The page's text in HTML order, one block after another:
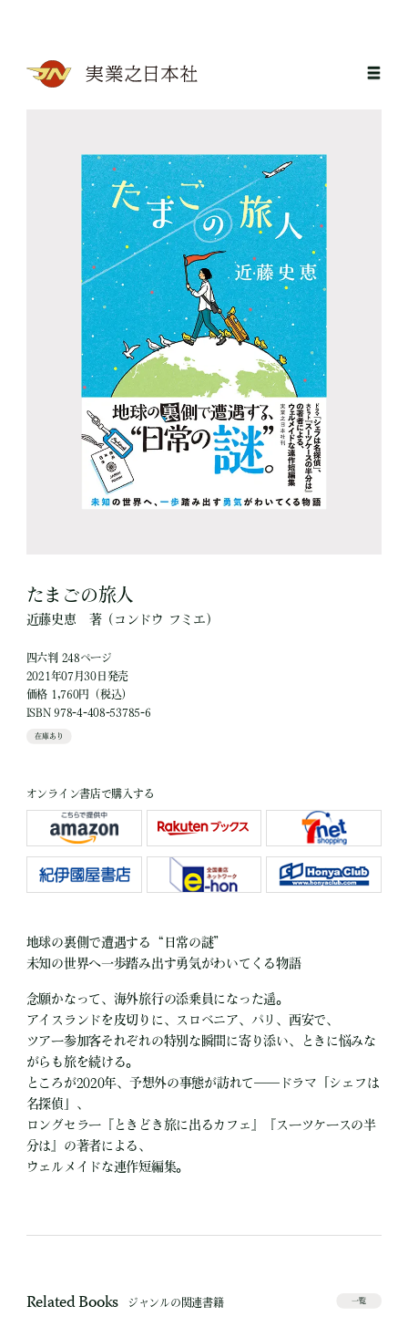
たまごの旅人
近藤史恵 著（コンドウ フミエ）
四六判 248ページ
2021年07月30日発売
価格 1,760円（税込）
ISBN 978-4-408-53785-6
在庫あり
オンライン書店で購入する
地球の裏側で遭遇する“日常の謎”
未知の世界へ一歩踏み出す勇気がわいてくる物語
念願かなって、海外旅行の添乗員になった遥。
アイスランドを皮切りに、スロベニア、パリ、西安で、
ツアー参加客それぞれの特別な瞬間に寄り添い、ときに悩みな
がらも旅を続ける。
ところが2020年、予想外の事態が訪れて――ドラマ「シェフは
名探偵」、
ロングセラー『ときどき旅に出るカフェ』『スーツケースの半
分は』の著者による、
ウェルメイドな連作短編集。
Related Books ジャンルの関連書籍 一覧